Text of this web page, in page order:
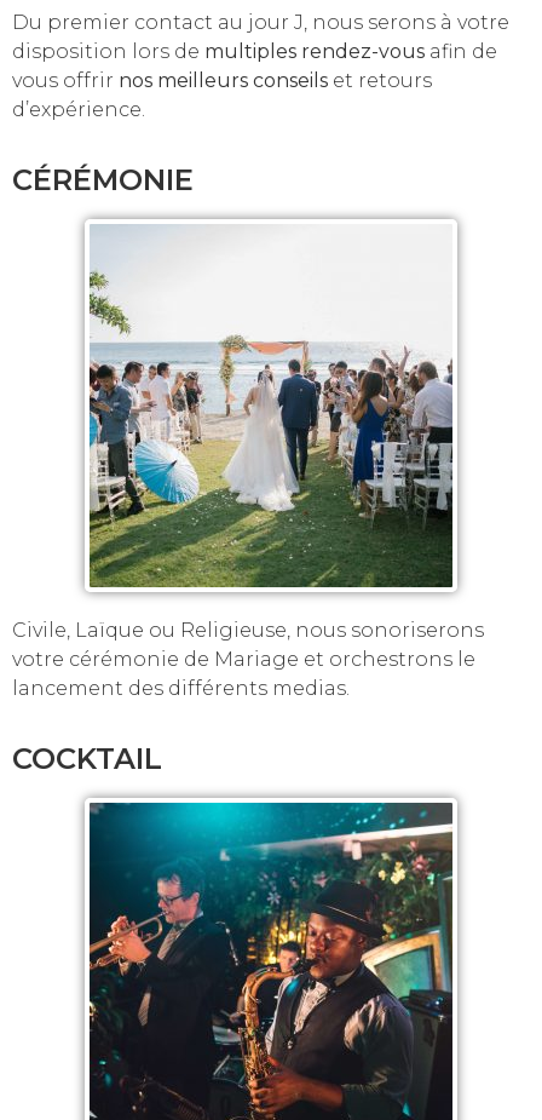
Du premier contact au jour J, nous serons à votre
disposition lors de multiples rendez-vous afin de
vous offrir nos meilleurs conseils et retours
d’expérience.
CÉRÉMONIE
Civile, Laïque ou Religieuse, nous sonoriserons
votre cérémonie de Mariage et orchestrons le
lancement des différents medias.
COCKTAIL